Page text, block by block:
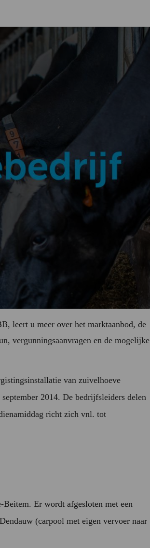
leert u meer over het marktaanbod, de
vergunningsaanvragen en de mogelijke
van zuivelhoeve
2014. De bedrijfsleiders delen
richt zich vnl. tot
Er wordt afgesloten met een
(carpool met eigen vervoer naar